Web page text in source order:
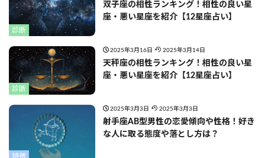
診断
双子座の相性ランキング！相性の良い星
座・悪い星座を紹介【12星座占い】
診断
2025年3月16日 2025年3月14日
天秤座の相性ランキング！相性の良い星
座・悪い星座を紹介【12星座占い】
特徴
2025年3月3日 2025年3月3日
射手座AB型男性の恋愛傾向や性格！好き
な人に取る態度や落とし方は？